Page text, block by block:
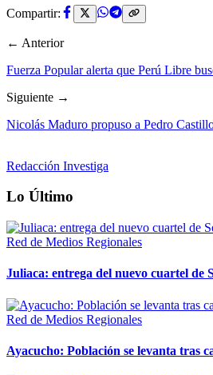
Compartir:
← Anterior
Fuerza Popular alerta que Perú Libre
Siguiente →
Nicolás Maduro propuso a Pedro
Redacción Investiga
Lo Último
Red de Medios Regionales
Juliaca: entrega del nuevo cuartel de
Red de Medios Regionales
Ayacucho: Población se levanta tras